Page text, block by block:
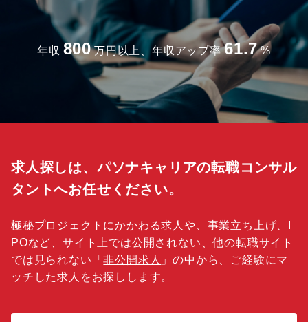
年収 800 万円以上、年収アップ率 61.7 %
求人探しは、パソナキャリアの転職コンサル
タントへお任せください。
極秘プロジェクトにかかわる求人や、事業立ち上げ、I
POなど、サイト上では公開されない、他の転職サイト
では見られない「非公開求人 」の中から、ご経験にマ
ッチした求人をお探しします。